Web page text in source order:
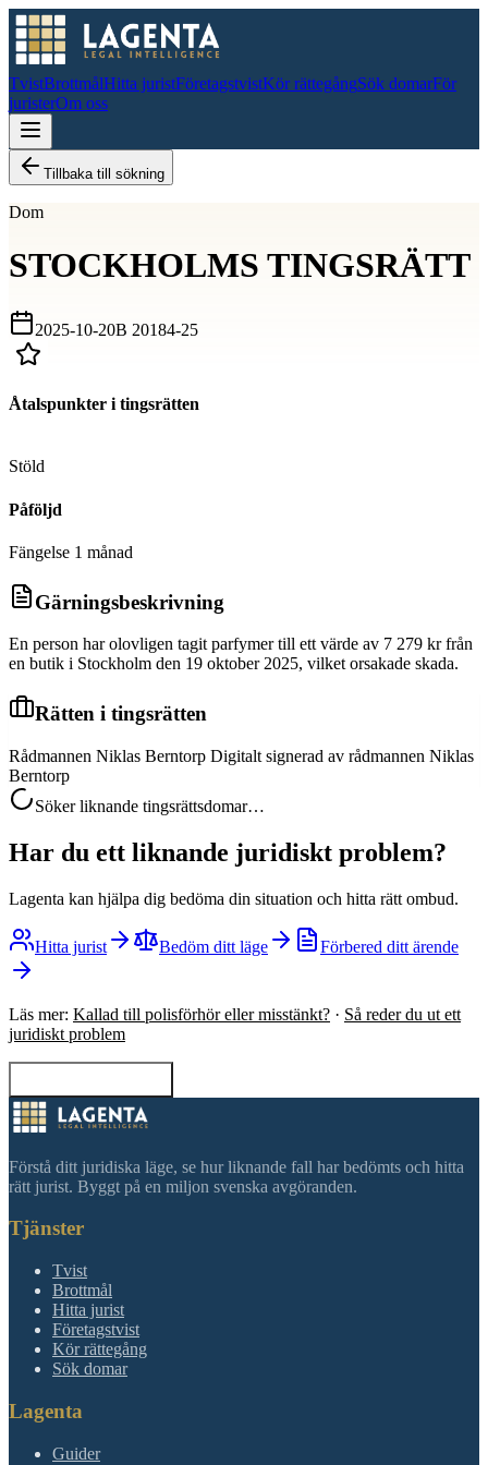
TvistBrottmålHitta juristFöretagstvistKör rättegångSök domarFör
juristerOm oss
Tillbaka till sökning
Dom
STOCKHOLMS TINGSRÄTT
2025-10-20B 20184-25
Åtalspunkter i tingsrätten
Stöld
Påföljd
Fängelse 1 månad
Gärningsbeskrivning
En person har olovligen tagit parfymer till ett värde av 7 279 kr från
en butik i Stockholm den 19 oktober 2025, vilket orsakade skada.
Rätten i tingsrätten
Rådmannen Niklas Berntorp Digitalt signerad av rådmannen Niklas
Berntorp
Söker liknande tingsrättsdomar…
Har du ett liknande juridiskt problem?
Lagenta kan hjälpa dig bedöma din situation och hitta rätt ombud.
Hitta jurist Bedöm ditt läge Förbered ditt ärende
Läs mer: Kallad till polisförhör eller misstänkt? · Så reder du ut ett
juridiskt problem
Förstå ditt juridiska läge, se hur liknande fall har bedömts och hitta
rätt jurist. Byggt på en miljon svenska avgöranden.
Tjänster
Tvist
Brottmål
Hitta jurist
Företagstvist
Kör rättegång
Sök domar
Lagenta
Guider